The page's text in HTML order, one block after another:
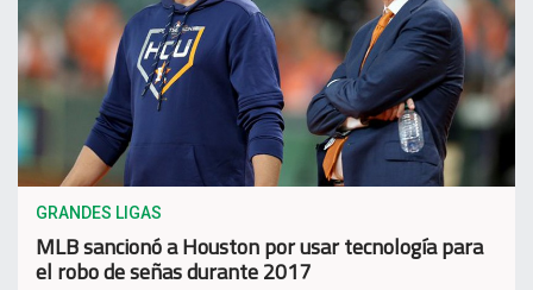
GRANDES LIGAS
MLB sancionó a Houston por usar tecnología para
el robo de señas durante 2017